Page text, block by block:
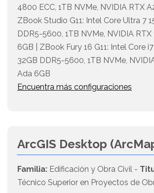
4800 ECC, 1TB NVMe, NVIDIA RTX
ZBook Studio G11: Intel Core Ultra 7
DDR5-5600, 1TB NVMe, NVIDIA
6GB | ZBook Fury 16 G11: Intel Core
32GB DDR5-5600, 1TB NVMe,
Ada 6GB
Encuentra más configuraciones
ArcGIS Desktop
Familia: Edificación y Obra Civil -
Técnico Superior en Proyectos de